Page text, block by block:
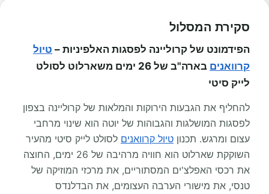
סקירת המסלול
הפידמונט של קרוליינה לפסגות האלפיניות – טיול
קרוואנים
בארה"ב של 26 ימים משארלוט לסולט
לייק סיטי
להחליף את הגבעות הירוקות והמלאות של קרוליינה בצפון
לפסגות המושלגות והגבוהות של יוטה הוא שינוי מרחבי
עצום ומרגש. תכנון טיול קרוואנים לסולט לייק סיטי מהעיר
השוקקת שארלוט הוא חוויה מרהיבה של 26 ימים, החוצה
את רכסי האפלצ'ים המסתוריים, את מרכזי המוזיקה של
טנסי, את מישורי הערבה העצומים, את הבדלנדס